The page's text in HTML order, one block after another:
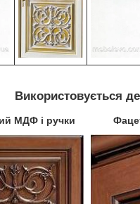
Використовується
МДФ і ручки